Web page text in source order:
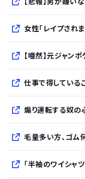
女性「レイプされ
【唖然】元ジャンポケ斉藤さん側
仕事で得している
煽り運転する奴の
毛量多い方、ゴム
「半袖のワイシャ